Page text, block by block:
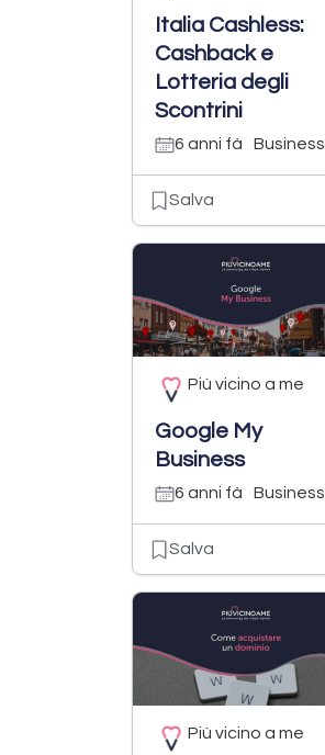
Italia Cashless:
Cashback e
Lotteria degli
Scontrini
6 anni fà Business
Salva
Più vicino a me
Google My
Business
6 anni fà Business
Salva
Più vicino a me